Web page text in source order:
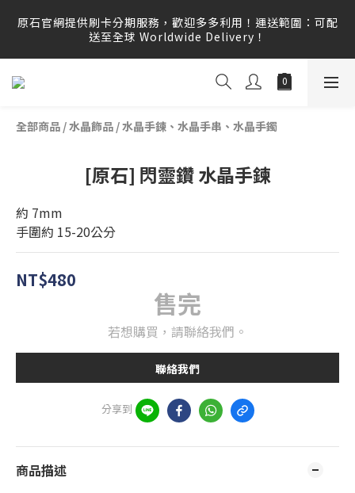
原石官網提供刷卡分期服務，歡迎多多利用！運送範圍：可配
送至全球 Worldwide Delivery！
原石官網提供刷卡分期服務，歡迎多多利用！運送範圍：可配
送至全球 Worldwide Delivery！
原石官網不會主動寄信要求顧客提供任何訂單資訊、補運費差
額或付款，請勿點選任何不明連結，若有任何疑慮可撥打165
全部商品 /水晶飾品 /水晶手鍊、水晶手串、水晶手鐲
[原石] 閃靈鑽 水晶手鍊
約 7mm
手圍約 15-20公分
NT$480
售完
若想購買，請聯絡我們。
聯絡我們
分享到
商品描述